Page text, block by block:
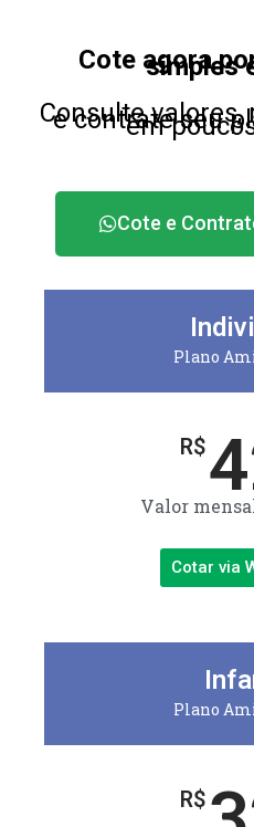
Cote agora
simples
Consulte
e contrate seu
em
Cote e
Plano
R$
Valor
Cotar via
Plano
R$